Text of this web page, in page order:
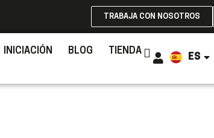
TRABAJA CON NOSOTROS
INICIACIÓN BLOG TIENDA
ES
EN